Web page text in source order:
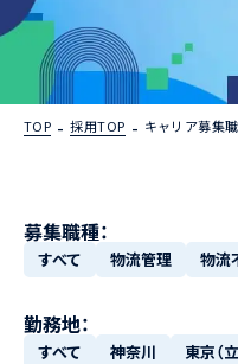
TOP 採用TOP キャリア募集
募集職種：
すべて 物流管理 物流
勤務地：
すべて 神奈川 東京（